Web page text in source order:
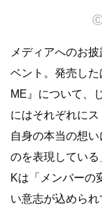
メディアへのお
ベント。発売し
ME』について、
にはそれぞれにス
自身の本当の想
のを表現してい
Kは「メンバーの
い意志が込めら